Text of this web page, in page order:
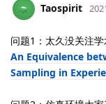
Taospirit
问题1：太久没关注
An Equivalence
Sampling in